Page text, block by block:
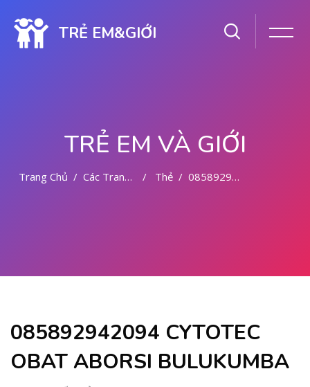
TRẺ EM&GIỚI
TRẺ EM VÀ GIỚI
Trang Chủ Các Trang Của Hệ Thống Thẻ 085892942094 CYTOTEC OBAT ABORSI BULUKUMBA
085892942094 CYTOTEC
OBAT ABORSI BULUKUMBA